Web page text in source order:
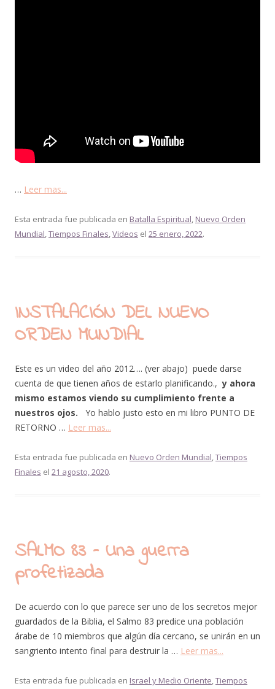
… Leer mas...
Esta entrada fue publicada en Batalla Espiritual, Nuevo Orden
Mundial,Tiempos Finales,Videos el 25 enero, 2022.
INSTALACIÓN DEL NUEVO
ORDEN MUNDIAL
Este es un video del año 2012…. (ver abajo) puede darse
cuenta de que tienen años de estarlo planificando.,y ahora
mismo estamos viendo su cumplimiento frente a
nuestros ojos. Yo hablo justo esto en mi libro PUNTO DE
RETORNO … Leer mas...
Esta entrada fue publicada en Nuevo Orden Mundial,Tiempos
Finales el 21 agosto, 2020.
SALMO 83 – Una guerra
profetizada
De acuerdo con lo que parece ser uno de los secretos mejor
guardados de la Biblia, el Salmo 83 predice una población
árabe de 10 miembros que algún día cercano, se unirán en un
sangriento intento final para destruir la … Leer mas...
Esta entrada fue publicada en Israel y Medio Oriente,Tiempos